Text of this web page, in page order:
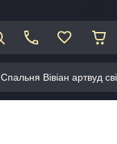
Спальня Вівіан артвуд